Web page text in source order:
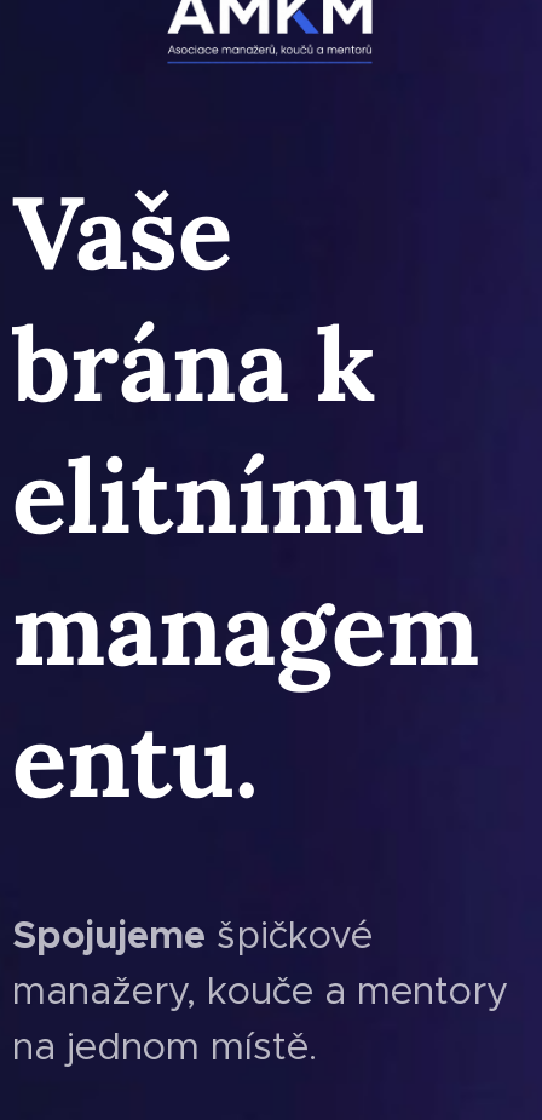
Vaše
brána k
elitnímu
managem
entu.
Spojujeme špičkové
manažery, kouče a mentory
na jednom místě.